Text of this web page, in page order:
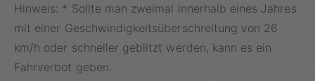
Hinweis: * Sollte man zweimal innerhalb eines Jahres
mit einer Geschwindigkeitsüberschreitung von 26
km/h oder schneller geblitzt werden, kann es ein
Fahrverbot geben.